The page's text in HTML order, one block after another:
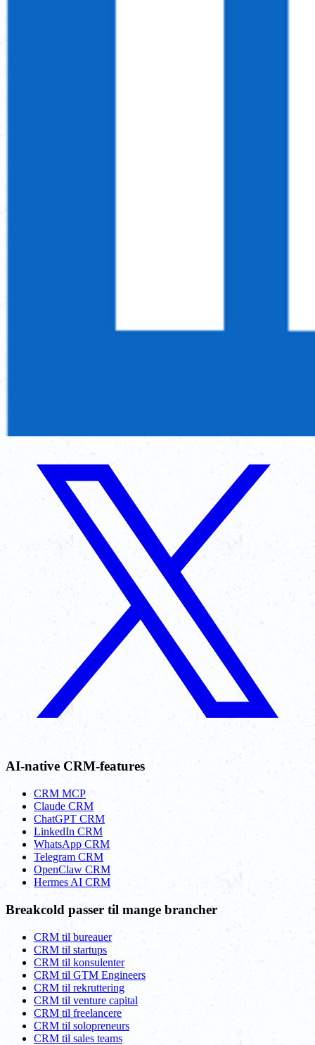
AI-native CRM-features
CRM MCP
Claude CRM
ChatGPT CRM
LinkedIn CRM
WhatsApp CRM
Telegram CRM
OpenClaw CRM
Hermes AI CRM
Breakcold passer til mange brancher
CRM til bureauer
CRM til startups
CRM til konsulenter
CRM til GTM Engineers
CRM til rekruttering
CRM til venture capital
CRM til freelancere
CRM til solopreneurs
CRM til sales teams